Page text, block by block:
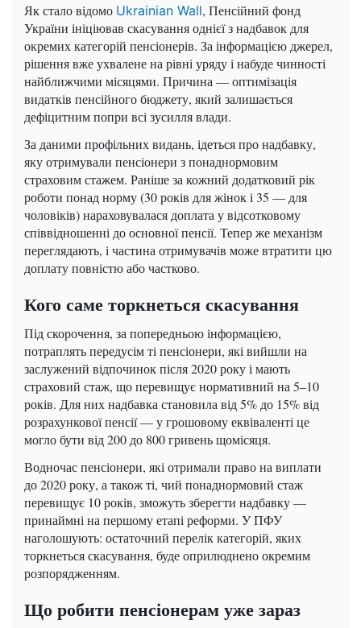
Як стало відомо Ukrainian Wall, Пенсійний фонд
України ініціював скасування однієї з надбавок для
окремих категорій пенсіонерів. За інформацією джерел,
рішення вже ухвалене на рівні уряду і набуде чинності
найближчими місяцями. Причина — оптимізація
видатків пенсійного бюджету, який залишається
дефіцитним попри всі зусилля влади.
За даними профільних видань, ідеться про надбавку,
яку отримували пенсіонери з понаднормовим
страховим стажем. Раніше за кожний додатковий рік
роботи понад норму (30 років для жінок і 35 — для
чоловіків) нараховувалася доплата у відсотковому
співвідношенні до основної пенсії. Тепер же механізм
переглядають, і частина отримувачів може втратити цю
доплату повністю або частково.
Кого саме торкнеться скасування
Під скорочення, за попередньою інформацією,
потраплять передусім ті пенсіонери, які вийшли на
заслужений відпочинок після 2020 року і мають
страховий стаж, що перевищує нормативний на 5–10
років. Для них надбавка становила від 5% до 15% від
розрахункової пенсії — у грошовому еквіваленті це
могло бути від 200 до 800 гривень щомісяця.
Водночас пенсіонери, які отримали право на виплати
до 2020 року, а також ті, чий понаднормовий стаж
перевищує 10 років, зможуть зберегти надбавку —
принаймні на першому етапі реформи. У ПФУ
наголошують: остаточний перелік категорій, яких
торкнеться скасування, буде оприлюднено окремим
розпорядженням.
Що робити пенсіонерам уже зараз